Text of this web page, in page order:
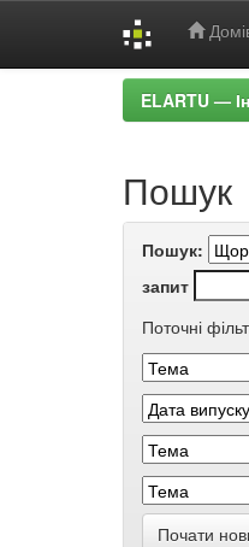
ELARTU —
Пошук
Пошук:
запит
Поточні
Почати